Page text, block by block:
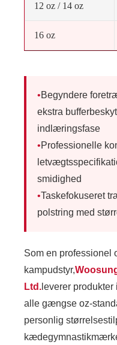
12 oz / 14 oz
16 oz
•Begyndere
ekstra
indlæringsfase
•Professionelle
smidighed
•Taskefokuseret
polstring med
Som en professionel
kampudstyr,
Ltd. leverer
alle gængse oz-
personlig